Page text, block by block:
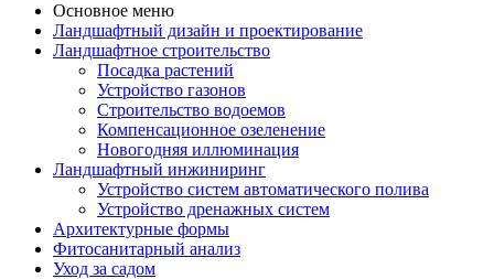
Основное меню
Ландшафтный дизайн и проектирование
Ландшафтное строительство
Посадка растений
Устройство газонов
Строительство водоемов
Компенсационное озеленение
Новогодняя иллюминация
Ландшафтный инжиниринг
Устройство систем автоматического полива
Устройство дренажных систем
Aрхитектурные формы
Фитосанитарный анализ
Уход за садом